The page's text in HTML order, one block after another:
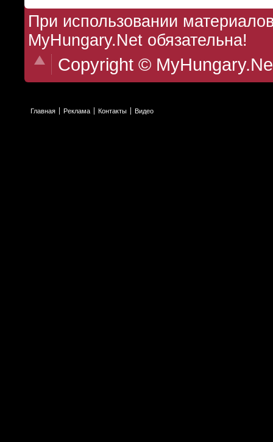
При использовании
MyHungary.Net обязательна!
Copyright ©
Главная Реклама Контакты Видео